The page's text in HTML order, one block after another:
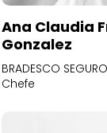
Ana Claudia
Gonzalez
BRADESCO
Chefe